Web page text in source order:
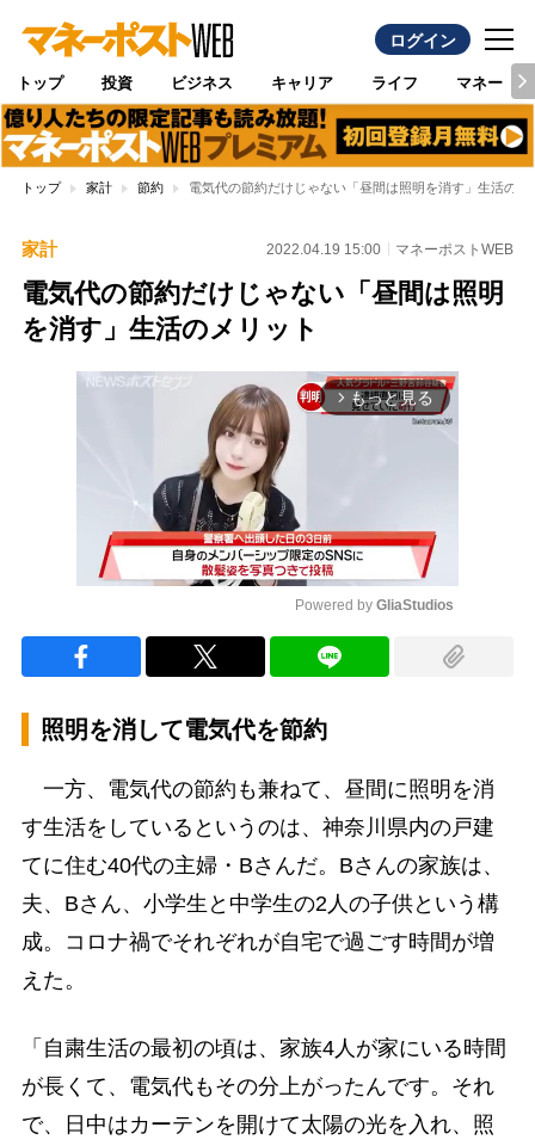
ログイン
トップ 投資 ビジネス キャリア ライフ マネー
トップ 家計 節約 電気代の節約だけじゃない「昼間は照明を消す」生活のメ
家計 2022.04.19 15:00 マネーポストWEB
電気代の節約だけじゃない「昼間は照明
を消す」生活のメリット
arrow_forward_ios もっと見る
Powered by GliaStudios
照明を消して電気代を節約
一方、電気代の節約も兼ねて、昼間に照明を消
す生活をしているというのは、神奈川県内の戸建
てに住む40代の主婦・Bさんだ。Bさんの家族は、
夫、Bさん、小学生と中学生の2人の子供という構
成。コロナ禍でそれぞれが自宅で過ごす時間が増
えた。
「自粛生活の最初の頃は、家族4人が家にいる時間
が長くて、電気代もその分上がったんです。それ
で、日中はカーテンを開けて太陽の光を入れ、照